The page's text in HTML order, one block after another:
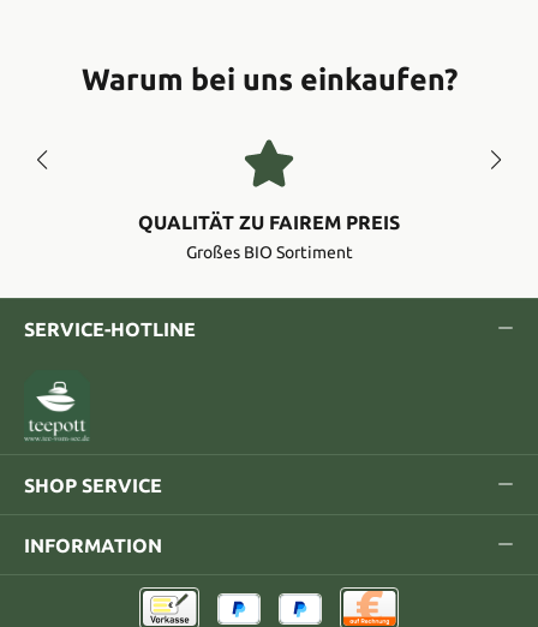
Warum bei uns einkaufen?
QUALITÄT ZU FAIREM PREIS
Großes BIO Sortiment
SERVICE-HOTLINE
SHOP SERVICE
INFORMATION